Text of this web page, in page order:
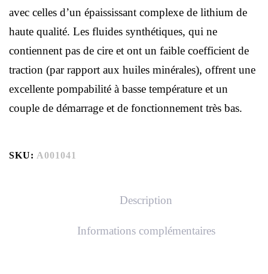
avec celles d’un épaississant complexe de lithium de
haute qualité. Les fluides synthétiques, qui ne
contiennent pas de cire et ont un faible coefficient de
traction (par rapport aux huiles minérales), offrent une
excellente pompabilité à basse température et un
couple de démarrage et de fonctionnement très bas.
SKU: A001041
Description
Informations complémentaires